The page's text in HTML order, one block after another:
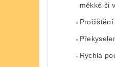
měkké či
Rychlá